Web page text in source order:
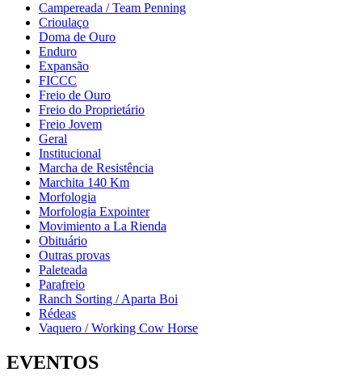
Campereada / Team Penning
Crioulaço
Doma de Ouro
Enduro
Expansão
FICCC
Freio de Ouro
Freio do Proprietário
Freio Jovem
Geral
Institucional
Marcha de Resistência
Marchita 140 Km
Morfologia
Morfologia Expointer
Movimiento a La Rienda
Obituário
Outras provas
Paleteada
Parafreio
Ranch Sorting / Aparta Boi
Rédeas
Vaquero / Working Cow Horse
EVENTOS